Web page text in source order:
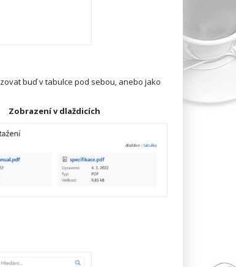
buď v tabulce pod sebou, anebo jako
Zobrazení v dlaždicích